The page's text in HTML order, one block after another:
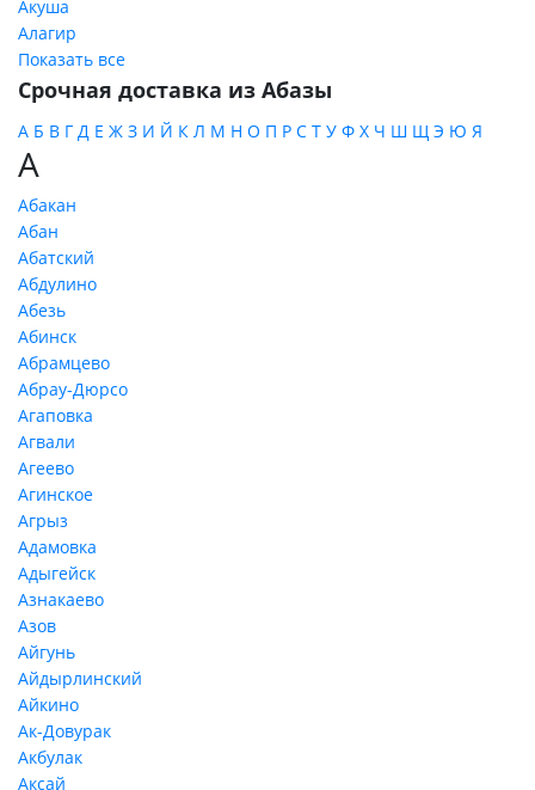
Акуша
Алагир
Показать все
Срочная доставка из Абазы
А Б В Г Д Е Ж З И Й К Л М Н О П Р С Т У Ф Х Ч Ш Щ Э Ю Я
А
Абакан
Абан
Абатский
Абдулино
Абезь
Абинск
Абрамцево
Абрау-Дюрсо
Агаповка
Агвали
Агеево
Агинское
Агрыз
Адамовка
Адыгейск
Азнакаево
Азов
Айгунь
Айдырлинский
Айкино
Ак-Довурак
Акбулак
Аксай